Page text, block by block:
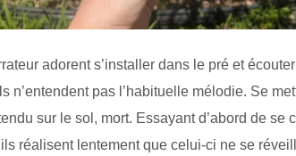
adorent s’installer dans le pré et
n’entendent pas l’habituelle mélodie. Se
sur le sol, mort. Essayant d’abord de se
ils réalisent lentement que celui-ci ne se